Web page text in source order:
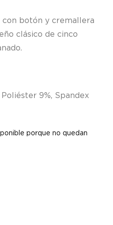
botón y cremallera
clásico de cinco
9%, Spandex
porque no quedan